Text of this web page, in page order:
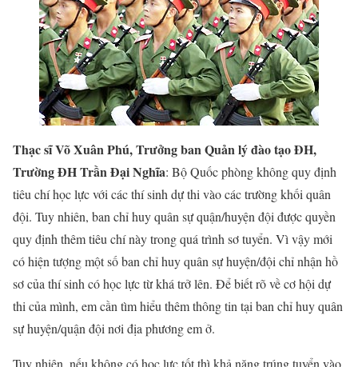
Thạc sĩ Võ Xuân Phú, Trưởng ban Quản lý đào tạo ĐH,
Trường ĐH Trần Đại Nghĩa: Bộ Quốc phòng không quy định
tiêu chí học lực với các thí sinh dự thi vào các trường khối quân
đội. Tuy nhiên, ban chỉ huy quân sự quận/huyện đội được quyền
quy định thêm tiêu chí này trong quá trình sơ tuyển. Vì vậy mới
có hiện tượng một số ban chỉ huy quân sự huyện/đội chỉ nhận hồ
sơ của thí sinh có học lực từ khá trở lên. Để biết rõ về cơ hội dự
thi của mình, em cần tìm hiểu thêm thông tin tại ban chỉ huy quân
sự huyện/quận đội nơi địa phương em ở.
Tuy nhiên, nếu không có học lực tốt thì khả năng trúng tuyển vào